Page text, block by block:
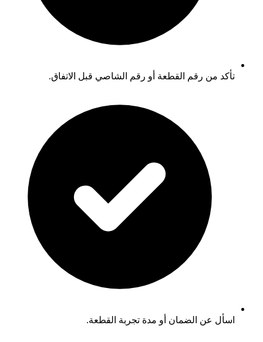
تأكد من رقم القطعة أو رقم الشاصي قبل الاتفاق.
اسأل عن الضمان أو مدة تجربة القطعة.